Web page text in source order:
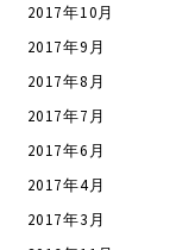
2017年10月
2017年9月
2017年8月
2017年7月
2017年6月
2017年4月
2017年3月